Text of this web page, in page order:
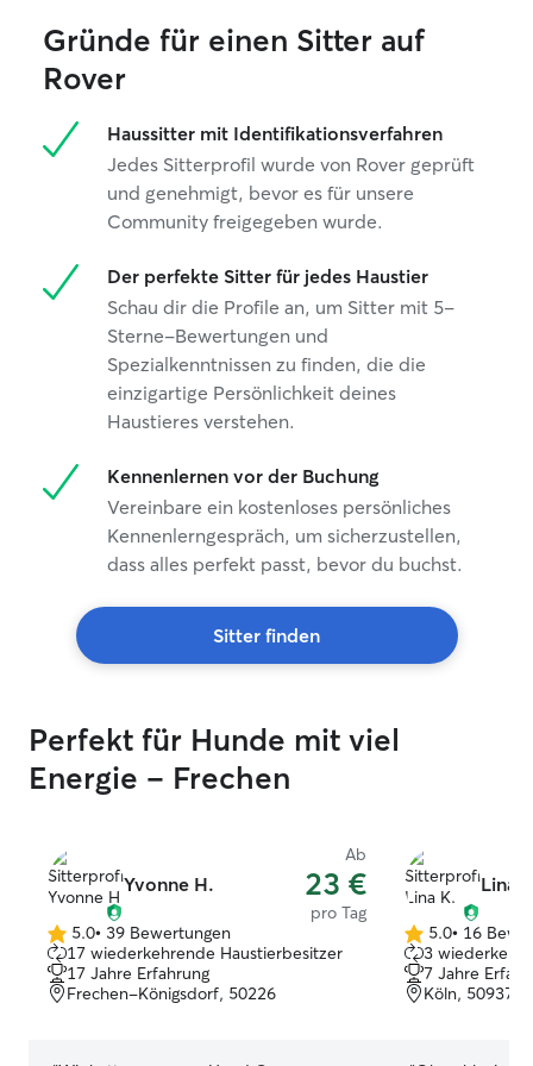
Gründe für einen Sitter auf
Rover
Haussitter mit Identifikationsverfahren
Jedes Sitterprofil wurde von Rover geprüft
und genehmigt, bevor es für unsere
Community freigegeben wurde.
Der perfekte Sitter für jedes Haustier
Schau dir die Profile an, um Sitter mit 5-
Sterne-Bewertungen und
Spezialkenntnissen zu finden, die die
einzigartige Persönlichkeit deines
Haustieres verstehen.
Kennenlernen vor der Buchung
Vereinbare ein kostenloses persönliches
Kennenlerngespräch, um sicherzustellen,
dass alles perfekt passt, bevor du buchst.
Sitter finden
Perfekt für Hunde mit viel
Energie – Frechen
Yvonne H.
Ab
23 €
pro Tag
5.0
von
5
Sternen
5.0• 39 Bewertungen
17 wiederkehrende Haustierbesitzer
17 Jahre Erfahrung
Frechen-Königsdorf, 50226
Lina
5.0
von
5
Sternen
5.0• 16
3
7 Jahre
Köln, 50937